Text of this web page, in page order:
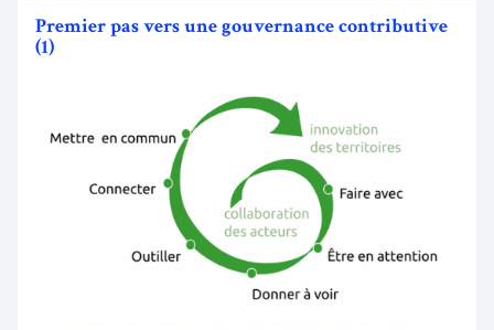
Premier pas vers une gouvernance contributive
(1)